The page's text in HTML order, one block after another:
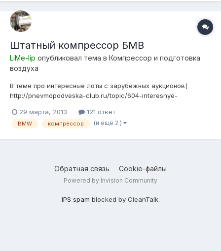
Штатный компрессор БМВ
LiMe-lip опубликовал тема в Компресcор и подготовка
воздуха
В теме про интересные лоты с зарубежных аукционов(
http://pnevmopodveska-club.ru/topic/604-interesnye-
данного блока подготовки воздуха. Чтобы там не отходить от
темы предлагаю все обсудить здесь. К сожалению
29 марта, 2013 121 ответ
BMW компрессор (и ещё 2 )
Обратная связь Cookie-файлы
Powered by Invision Community
IPS spam blocked by CleanTalk.